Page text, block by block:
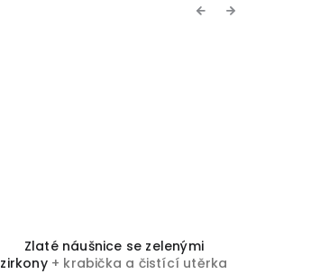
Previous
Zlaté náušnice se zelenými
zirkony + krabička a čistící utěrka
Next